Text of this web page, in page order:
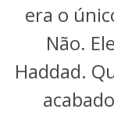
era o
Não.
Haddad.